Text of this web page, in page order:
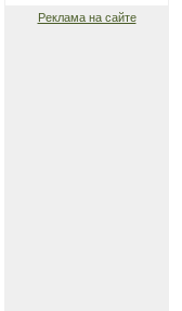
Реклама на сайте